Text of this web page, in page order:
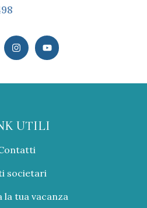
UTILI
societari
la tua vacanza